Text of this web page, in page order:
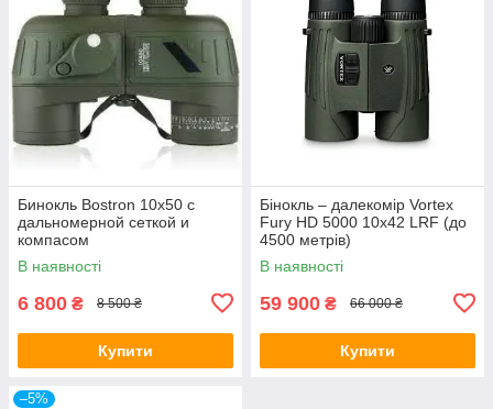
Бинокль Bostron 10x50 с
дальномерной сеткой и
компасом
В наявності
6 800 ₴ 8 500 ₴
Купити
Бінокль – далекомір Vortex
Fury HD 5000 10х42 LRF (до
4500 метрів)
В наявності
59 900 ₴ 66 000 ₴
Купити
–5%